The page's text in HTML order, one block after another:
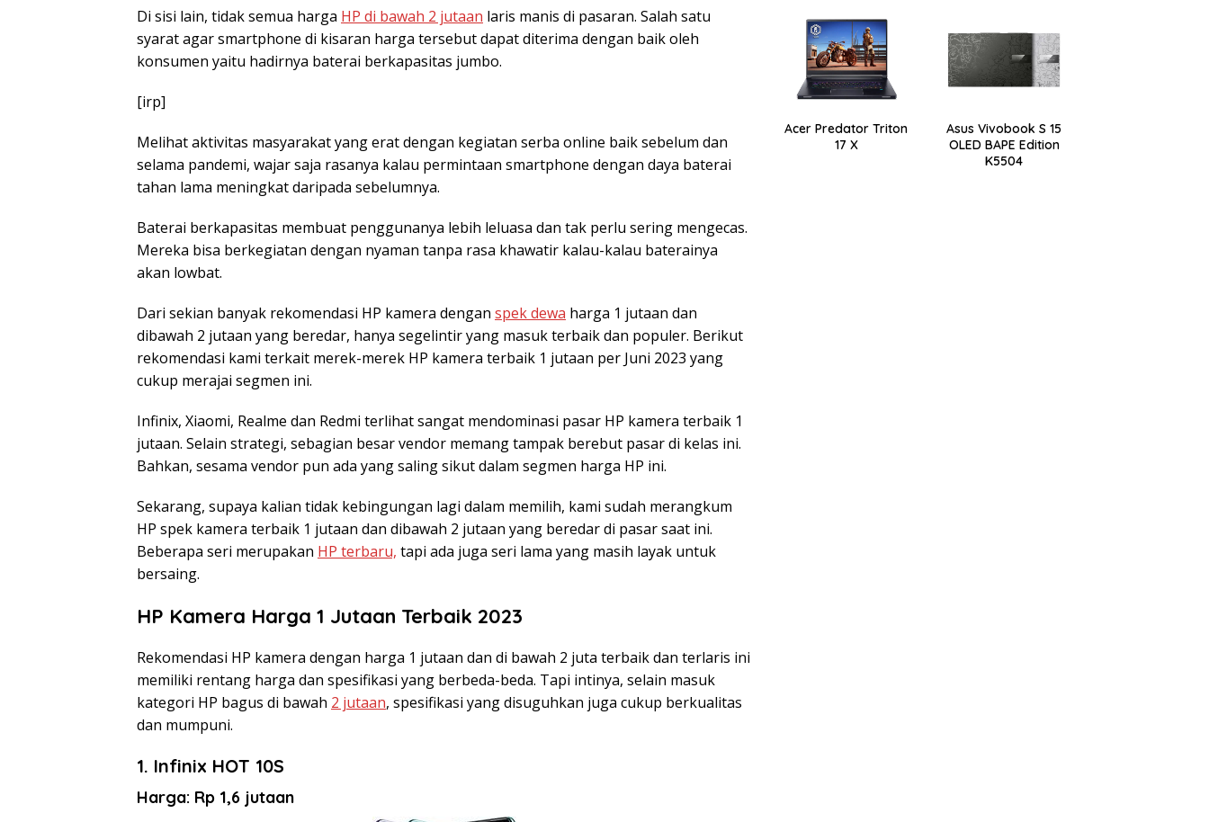
Di sisi lain, tidak semua harga HP di bawah 2 jutaan laris manis di pasaran. Salah satu
syarat agar smartphone di kisaran harga tersebut dapat diterima dengan baik oleh
konsumen yaitu hadirnya baterai berkapasitas jumbo.
[irp]
Melihat aktivitas masyarakat yang erat dengan kegiatan serba online baik sebelum dan
selama pandemi, wajar saja rasanya kalau permintaan smartphone dengan daya baterai
tahan lama meningkat daripada sebelumnya.
Baterai berkapasitas membuat penggunanya lebih leluasa dan tak perlu sering mengecas.
Mereka bisa berkegiatan dengan nyaman tanpa rasa khawatir kalau-kalau baterainya
akan lowbat.
Dari sekian banyak rekomendasi HP kamera dengan spek dewa harga 1 jutaan dan
dibawah 2 jutaan yang beredar, hanya segelintir yang masuk terbaik dan populer. Berikut
rekomendasi kami terkait merek-merek HP kamera terbaik 1 jutaan per Juni 2023 yang
cukup merajai segmen ini.
Infinix, Xiaomi, Realme dan Redmi terlihat sangat mendominasi pasar HP kamera terbaik 1
jutaan. Selain strategi, sebagian besar vendor memang tampak berebut pasar di kelas ini.
Bahkan, sesama vendor pun ada yang saling sikut dalam segmen harga HP ini.
Sekarang, supaya kalian tidak kebingungan lagi dalam memilih, kami sudah merangkum
HP spek kamera terbaik 1 jutaan dan dibawah 2 jutaan yang beredar di pasar saat ini.
Beberapa seri merupakan HP terbaru, tapi ada juga seri lama yang masih layak untuk
bersaing.
HP Kamera Harga 1 Jutaan Terbaik 2023
Rekomendasi HP kamera dengan harga 1 jutaan dan di bawah 2 juta terbaik dan terlaris ini
memiliki rentang harga dan spesifikasi yang berbeda-beda. Tapi intinya, selain masuk
kategori HP bagus di bawah 2 jutaan, spesifikasi yang disuguhkan juga cukup berkualitas
dan mumpuni.
1. Infinix HOT 10S
Harga: Rp 1,6 jutaan
Acer Predator Triton
17 X
Asus Vivobook S 15
OLED BAPE Edition
K5504